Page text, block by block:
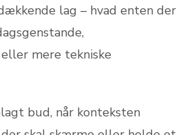
lag – hvad enten der
mere tekniske
bud, når konteksten